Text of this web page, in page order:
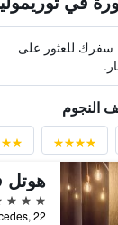
سفرك للعثور على
النجوم
4 نجوم